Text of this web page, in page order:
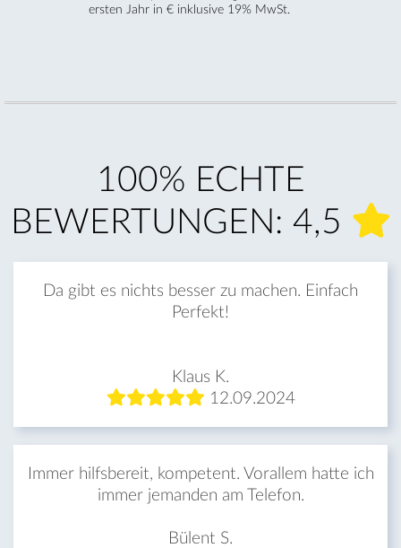
ersten Jahr in € inklusive 19% MwSt.
100% ECHTE
BEWERTUNGEN: 4,5
Da gibt es nichts besser zu machen. Einfach
Perfekt!
Klaus K.
12.09.2024
Immer hilfsbereit, kompetent. Vorallem hatte ich
immer jemanden am Telefon.
Bülent S.